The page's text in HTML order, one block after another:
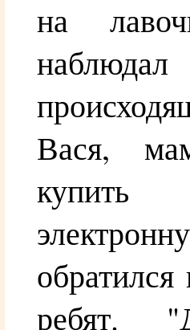
на
Вася,
купить
ребят.